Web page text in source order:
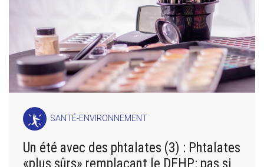
SANTÉ-ENVIRONNEMENT
Un été avec des phtalates (3) : Phtalates
«plus sûrs» remplaçant le DEHP: pas si